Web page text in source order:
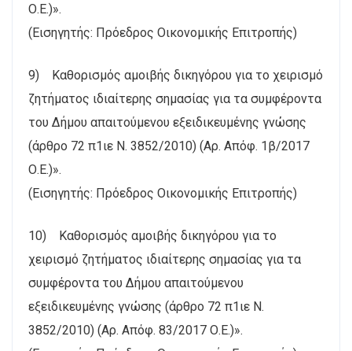
Ο.Ε.)».
(Εισηγητής: Πρόεδρος Οικονομικής Επιτροπής)
9) Καθορισμός αμοιβής δικηγόρου για το χειρισμό
ζητήματος ιδιαίτερης σημασίας για τα συμφέροντα
του Δήμου απαιτούμενου εξειδικευμένης γνώσης
(άρθρο 72 π1ιε Ν. 3852/2010) (Αρ. Απόφ. 1β/2017
Ο.Ε.)».
(Εισηγητής: Πρόεδρος Οικονομικής Επιτροπής)
10) Καθορισμός αμοιβής δικηγόρου για το
χειρισμό ζητήματος ιδιαίτερης σημασίας για τα
συμφέροντα του Δήμου απαιτούμενου
εξειδικευμένης γνώσης (άρθρο 72 π1ιε Ν.
3852/2010) (Αρ. Απόφ. 83/2017 Ο.Ε.)».